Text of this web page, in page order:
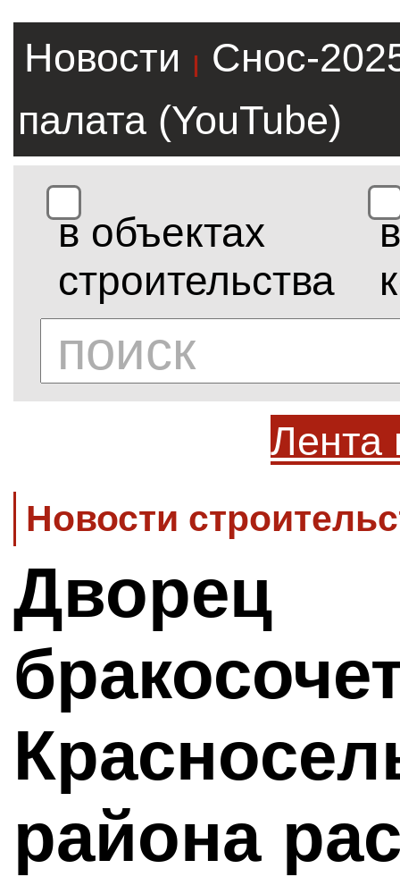
Новости |
Снос-
палата (YouTube)
в объектах
строительства
в
Лента
Новости
Дворец
района